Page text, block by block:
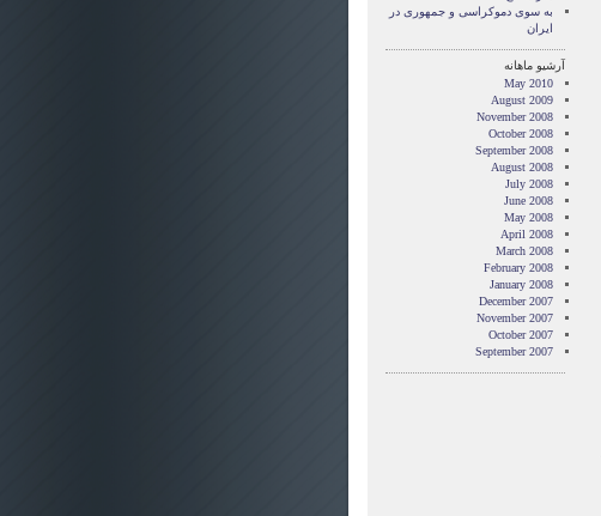
‌به سوی دموکراسی و جمهوری در
ایران
آرشیو ماهانه
May 2010
August 2009
November 2008
October 2008
September 2008
August 2008
July 2008
June 2008
May 2008
April 2008
March 2008
February 2008
January 2008
December 2007
November 2007
October 2007
September 2007